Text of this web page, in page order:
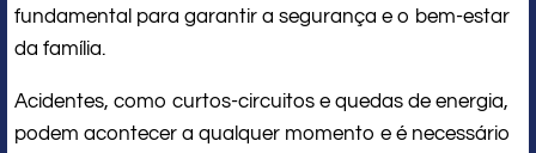
fundamental para garantir a segurança e o bem-estar
da família.
Acidentes, como curtos-circuitos e quedas de energia,
podem acontecer a qualquer momento e é necessário